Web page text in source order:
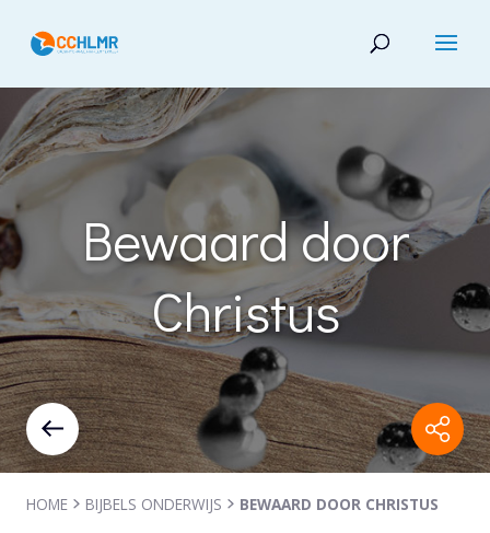
Bewaard door
Christus
HOME BIJBELS ONDERWIJS BEWAARD DOOR CHRISTUS